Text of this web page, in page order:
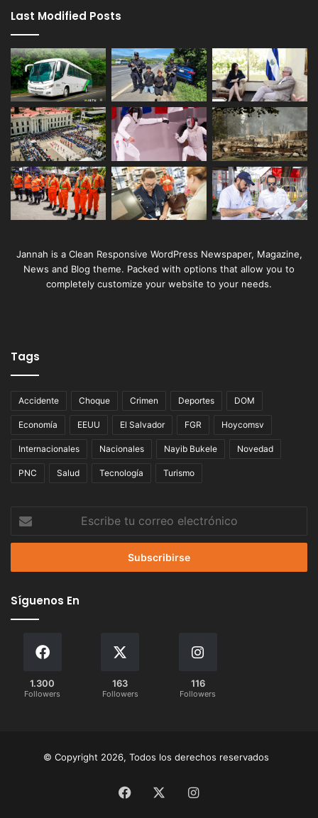
Last Modified Posts
Jannah is a Clean Responsive WordPress Newspaper, Magazine,
News and Blog theme. Packed with options that allow you to
completely customize your website to your needs.
Tags
Accidente Choque Crimen Deportes DOM
Economía EEUU El Salvador FGR Hoycomsv
Internacionales Nacionales Nayib Bukele Novedad
PNC Salud Tecnología Turismo
correo
Síguenos En
1.300
Followers
163
Followers
116
Followers
© Copyright 2026, Todos los derechos reservados
Facebook Instagram